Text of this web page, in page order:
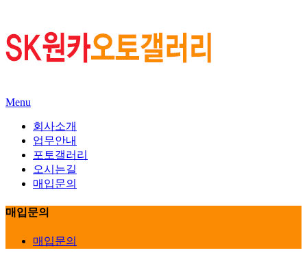
Menu
회사소개
업무안내
포토갤러리
오시는길
매입문의
매입문의
매입문의